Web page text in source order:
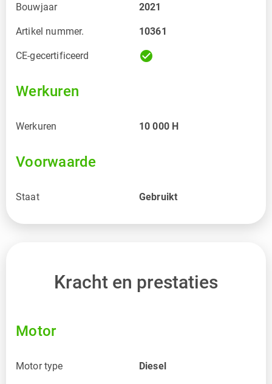
Bouwjaar 2021
Artikel nummer. 10361
CE-gecertificeerd check_circle
Werkuren
Werkuren 10 000 H
Voorwaarde
Staat Gebruikt
Kracht en prestaties
Motor
Motor type Diesel